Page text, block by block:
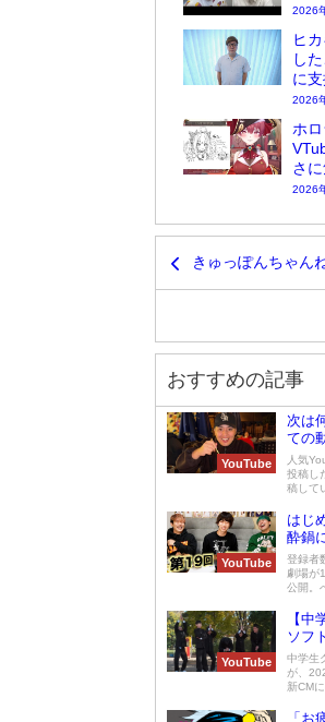
2026
ヒ
し
に
2026
ホ
さに
2026
きゅっぽんちゃん
おすすめの記事
YouTube
次は
ての
人気
投稿し
稿して
YouTube
はじ
酔鍋
登録者
劇場が
公開。
YouTube
【
ソフ
中学生
が、
新CM
「お